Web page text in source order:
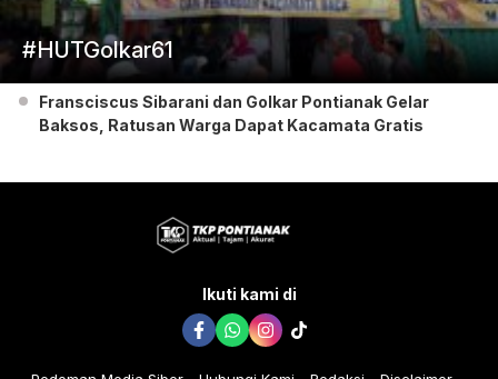
#HUTGolkar61
Fransciscus Sibarani dan Golkar Pontianak Gelar
Baksos, Ratusan Warga Dapat Kacamata Gratis
Ikuti kami di